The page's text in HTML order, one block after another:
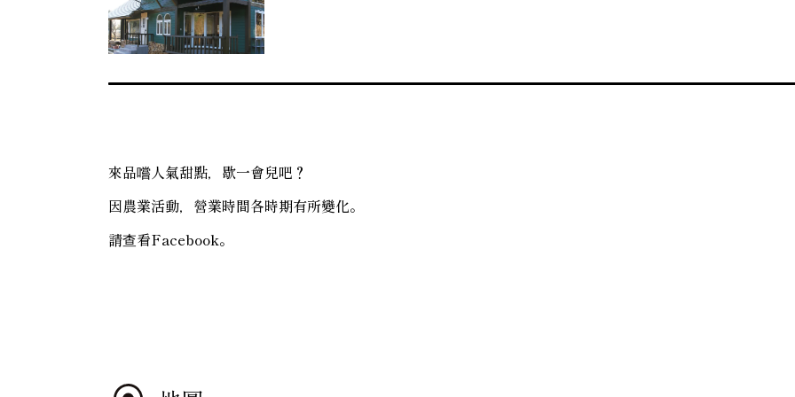
來品嚐人氣甜點，歇一會兒吧？
因農業活動，營業時間各時期有所變化。
請查看Facebook。